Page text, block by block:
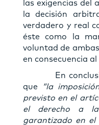
las exigencias del
la decisión
verdadero y real
éste como la
voluntad de
en consecuencia
En
que
“la
previsto en el
el derecho a
garantizado en el